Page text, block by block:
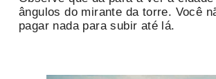
ângulos do mirante da torre. Você
pagar nada para subir até lá.